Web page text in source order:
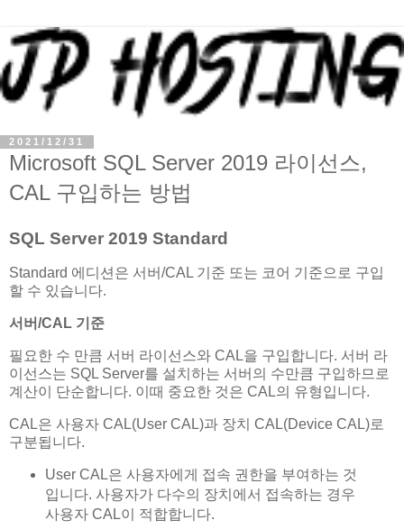
2021/12/31
Microsoft SQL Server 2019 라이선스,
CAL 구입하는 방법
SQL Server 2019 Standard
Standard 에디션은 서버/CAL 기준 또는 코어 기준으로 구입
할 수 있습니다.
서버/CAL 기준
필요한 수 만큼 서버 라이선스와 CAL을 구입합니다. 서버 라
이선스는 SQL Server를 설치하는 서버의 수만큼 구입하므로
계산이 단순합니다. 이때 중요한 것은 CAL의 유형입니다.
CAL은 사용자 CAL(User CAL)과 장치 CAL(Device CAL)로
구분됩니다.
User CAL은 사용자에게 접속 권한을 부여하는 것
입니다. 사용자가 다수의 장치에서 접속하는 경우
사용자 CAL이 적합합니다.